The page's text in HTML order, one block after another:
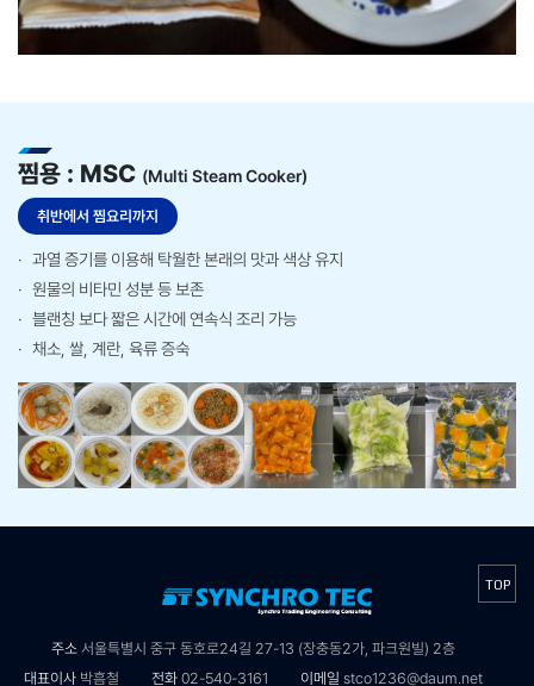
찜용 : MSC (Multi Steam Cooker)​
취반에서 찜요리까지​​
과열 증기를 이용해 탁월한 본래의 맛과 색상 유지​
원물의 비타민 성분 등 보존​
블랜칭 보다 짧은 시간에 연속식 조리 가능​
채소, 쌀, 계란, 육류 증숙 ​​
주소서울특별시 중구 동호로24길 27-13 (장충동2가, 파크원빌) 2층
대표이사박흠철 전화02-540-3161 이메일 stco1236@daum.net
TOP